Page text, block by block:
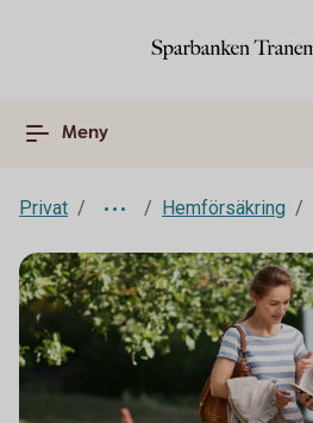
Meny
Privat Hemförsäkring